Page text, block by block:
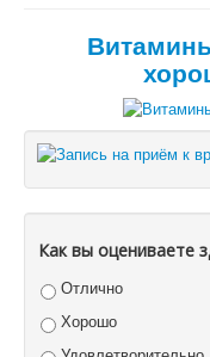
Как вы оцениваете
Отлично
Хорошо